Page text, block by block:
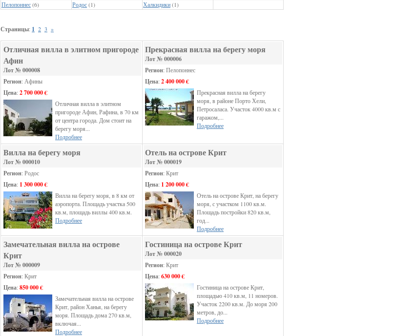
Пелопоннес(6) Родос(1) Халкидики(1)
Страницы: 1 2 3 »
Отличная вилла в элитном пригороде
Афин
Лот № 000008
Регион: Афины
Цена:2 700 000 €
Отличная вилла в элитном
пригороде Афин, Рафина, в 70 км
от центра города. Дом стоит на
берегу моря...
Подробнее
Прекрасная вилла на берегу моря
Лот № 000006
Регион: Пелопоннес
Цена:2 400 000 €
Прекрасная вилла на берегу
моря, в районе Порто Хели,
Петросаласа. Участок 4000 кв.м с
гаражом,...
Подробнее
Вилла на берегу моря
Лот № 000010
Регион: Родос
Цена: 1 300 000 €
Вилла на берегу моря, в 8 км от
аэропорта. Площадь участка 500
кв.м, площадь виллы 400 кв.м.
Подробнее
Отель на острове Крит
Лот № 000019
Регион: Крит
Цена: 1 200 000 €
Отель на острове Крит, на берегу
моря, с участком 1100 кв.м.
Площадь постройки 820 кв.м,
год...
Подробнее
Замечательная вилла на острове
Крит
Лот № 000009
Регион: Крит
Цена:850 000 €
Замечательная вилла на острове
Крит, район Ханья, на берегу
моря. Площадь дома 270 кв.м,
включая...
Подробнее
Гостиница на острове Крит
Лот № 000020
Регион: Крит
Цена:630 000 €
Гостиница на острове Крит,
площадью 410 кв.м, 11 номеров.
Участок 2200 кв.м. До моря 200
метров, до...
Подробнее